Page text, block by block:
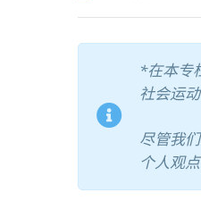
*在本专
社会运
尽管我
个人观